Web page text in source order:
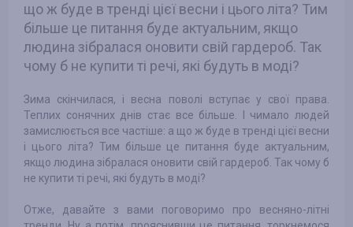
що ж буде в тренді цієї весни і цього літа? Тим
більше це питання буде актуальним, якщо
людина зібралася оновити свій гардероб. Так
чому б не купити ті речі, які будуть в моді?
Зима скінчилася, і весна поволі вступає у свої права.
Теплих сонячних днів стає все більше. І чимало людей
замислюється все частіше: а що ж буде в тренді цієї весни
і цього літа? Тим більше це питання буде актуальним,
якщо людина зібралася оновити свій гардероб. Так чому б
не купити ті речі, які будуть в моді?
Отже, давайте з вами поговоримо про весняно-літні